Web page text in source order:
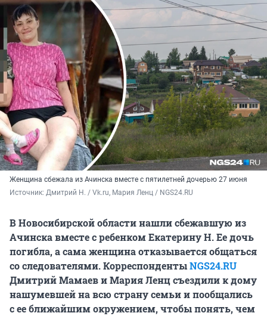
Женщина сбежала из Ачинска вместе с пятилетней дочерью 27 июня
Источник: Дмитрий Н. / Vk.ru, Мария Ленц / NGS24.RU
В Новосибирской области нашли сбежавшую из
Ачинска вместе с ребенком Екатерину Н. Ее дочь
погибла, а сама женщина отказывается общаться
со следователями. КорреспондентыNGS24.RU
Дмитрий Мамаев и Мария Ленц съездили к дому
нашумевшей на всю страну семьи и пообщались
с ее ближайшим окружением, чтобы понять, чем